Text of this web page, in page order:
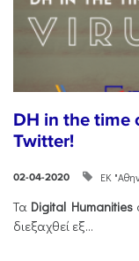
DH in the time
Twitter!
02-04-2020 ΕΚ
Τα Digital Humanities
διεξαχθεί εξ...